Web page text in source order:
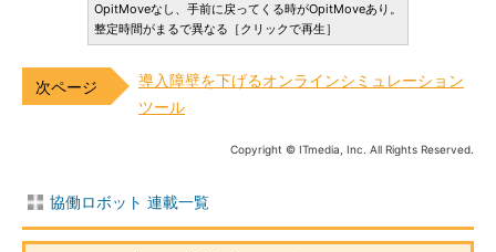
OpitMoveなし、手前に戻ってくる時がOpitMoveあり。
整定時間がまるで異なる［クリックで再生］
導入障壁を下げるオンラインシミュレーション
ツール
Copyright © ITmedia, Inc. All Rights Reserved.
協働ロボット 連載一覧